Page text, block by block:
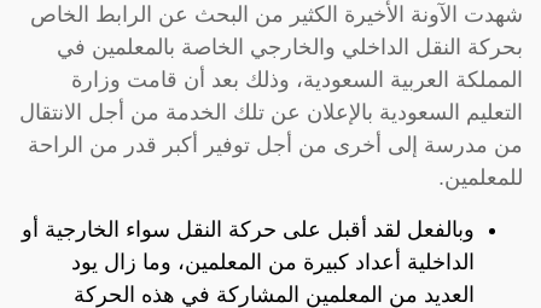
شهدت الآونة الأخيرة الكثير من البحث عن الرابط الخاص
بحركة النقل الداخلي والخارجي الخاصة بالمعلمين في
المملكة العربية السعودية، وذلك بعد أن قامت وزارة
التعليم السعودية بالإعلان عن تلك الخدمة من أجل الانتقال
من مدرسة إلى أخرى من أجل توفير أكبر قدر من الراحة
للمعلمين.
وبالفعل لقد أقبل على حركة النقل سواء الخارجية أو
الداخلية أعداد كبيرة من المعلمين، وما زال يود
العديد من المعلمين المشاركة في هذه الحركة